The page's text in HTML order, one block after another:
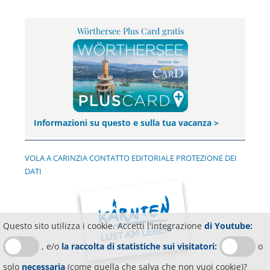
Wörthersee Plus Card gratis
Informazioni su questo e sulla tua vacanza >
VOLA A CARINZIACONTATTO EDITORIALE PROTEZIONE DEI
DATI
Questo sito utilizza i cookie. Accetti l'integrazione di Youtube:
, e/o la raccolta di statistiche sui visitatori:
o
solo necessaria (come quella che salva che non vuoi cookie)?